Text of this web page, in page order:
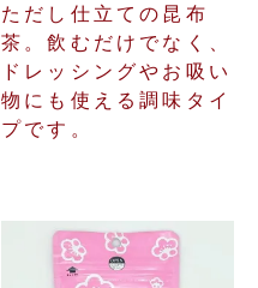
ただし仕立ての昆布
茶。飲むだけでなく、
ドレッシングやお吸い
物にも使える調味タイ
プです。